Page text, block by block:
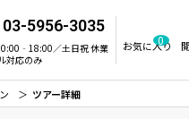
03-5956-3035
／土日祝 休業
対応のみ
お気に入り
0
ツアー詳細